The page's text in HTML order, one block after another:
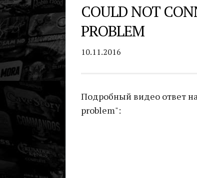
COULD NOT
PROBLEM
10.11.2016
Подробный видео ответ
problem":